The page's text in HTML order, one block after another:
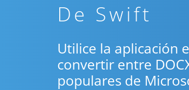
De Swift
Utilice la aplicación
convertir entre
populares de